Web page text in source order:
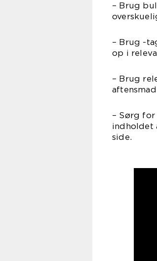
– Brug
– Brug -
op i
– Brug
– Sørg
indholdet
side.